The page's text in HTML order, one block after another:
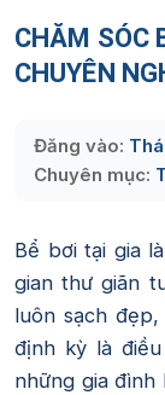
CHĂM SÓC
CHUYÊN
Đăng vào:
Chuyên mục:
Bể bơi tại gia
gian thư giãn
luôn sạch
định kỳ là
những gia đình